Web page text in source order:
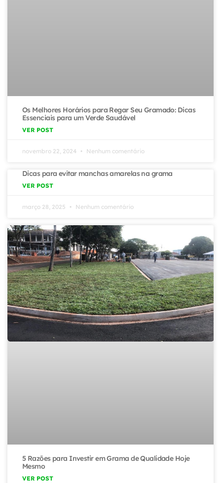
Os Melhores Horários para Regar Seu Gramado: Dicas
Essenciais para um Verde Saudável
VER POST
novembro 22, 2024 Nenhum comentário
Dicas para evitar manchas amarelas na grama
VER POST
março 28, 2025 Nenhum comentário
5 Razões para Investir em Grama de Qualidade Hoje
Mesmo
VER POST